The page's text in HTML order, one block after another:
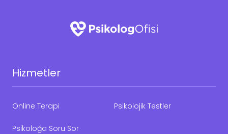
Hizmetler
Online Terapi Psikolojik Testler
Psikoloğa Soru Sor